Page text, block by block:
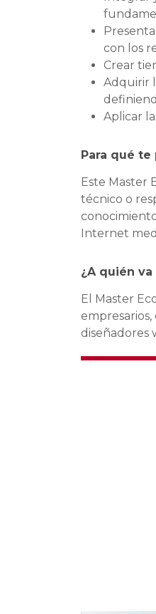
con los
Crear
Adquirir
Aplicar
Para qué te
Este Master
técnico o
Internet
¿A quién
El Master
diseñadores